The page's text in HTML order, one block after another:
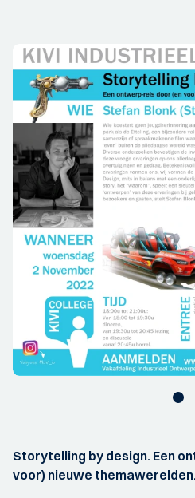
Storytelling by design. Een
voor) nieuwe